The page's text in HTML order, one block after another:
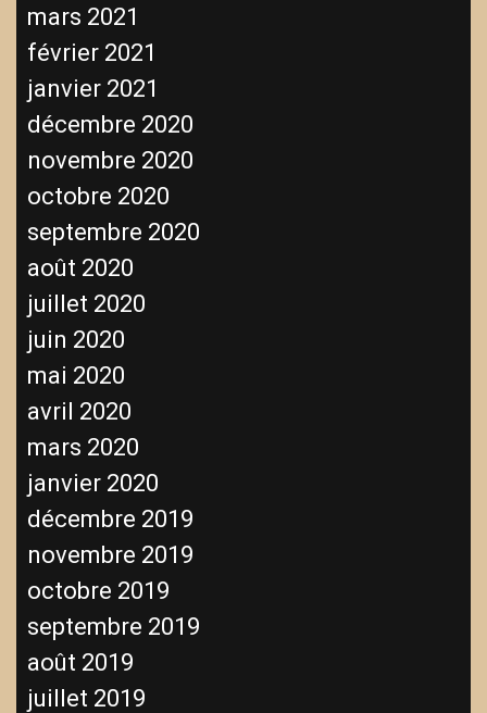
mars 2021
février 2021
janvier 2021
décembre 2020
novembre 2020
octobre 2020
septembre 2020
août 2020
juillet 2020
juin 2020
mai 2020
avril 2020
mars 2020
janvier 2020
décembre 2019
novembre 2019
octobre 2019
septembre 2019
août 2019
juillet 2019